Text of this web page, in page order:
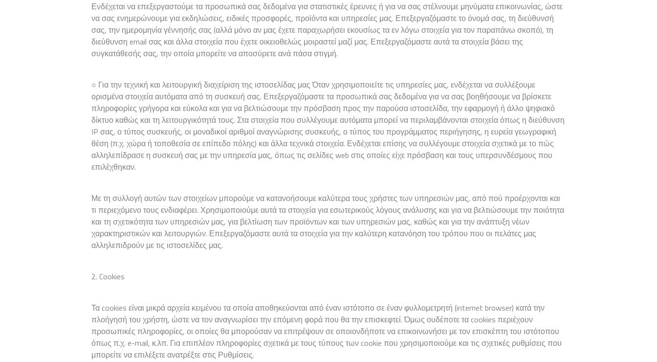
Ενδέχεται να επεξεργαστούμε τα προσωπικά σας δεδομένα για στατιστικές έρευνες ή για να σας στέλνουμε μηνύματα επικοινωνίας, ώστε
να σας ενημερώνουμε για εκδηλώσεις, ειδικές προσφορές, προϊόντα και υπηρεσίες μας. Επεξεργαζόμαστε το όνομά σας, τη διεύθυνσή
σας, την ημερομηνία γέννησής σας (αλλά μόνο αν μας έχετε παραχωρήσει εκουσίως τα εν λόγω στοιχεία για τον παραπάνω σκοπό), τη
διεύθυνση email σας και άλλα στοιχεία που έχετε οικειοθελώς μοιραστεί μαζί μας. Επεξεργαζόμαστε αυτά τα στοιχεία βάσει της
συγκατάθεσής σας, την οποία μπορείτε να αποσύρετε ανά πάσα στιγμή.
○ Για την τεχνική και λειτουργική διαχείριση της ιστοσελίδας μας Όταν χρησιμοποιείτε τις υπηρεσίες μας, ενδέχεται να συλλέξουμε
ορισμένα στοιχεία αυτόματα από τη συσκευή σας. Επεξεργαζόμαστε τα προσωπικά σας δεδομένα για να σας βοηθήσουμε να βρίσκετε
πληροφορίες γρήγορα και εύκολα και για να βελτιώσουμε την πρόσβαση προς την παρούσα ιστοσελίδα, την εφαρμογή ή άλλο ψηφιακό
δίκτυο καθώς και τη λειτουργικότητά τους. Στα στοιχεία που συλλέγουμε αυτόματα μπορεί να περιλαμβάνονται στοιχεία όπως η διεύθυνση
IP σας, ο τύπος συσκευής, οι μοναδικοί αριθμοί αναγνώρισης συσκευής, ο τύπος του προγράμματος περιήγησης, η ευρεία γεωγραφική
θέση (π.χ. χώρα ή τοποθεσία σε επίπεδο πόλης) και άλλα τεχνικά στοιχεία. Ενδέχεται επίσης να συλλέγουμε στοιχεία σχετικά με το πώς
αλληλεπίδρασε η συσκευή σας με την υπηρεσία μας, όπως τις σελίδες web στις οποίες είχε πρόσβαση και τους υπερσυνδέσμους που
επιλέχθηκαν.
Με τη συλλογή αυτών των στοιχείων μπορούμε να κατανοήσουμε καλύτερα τους χρήστες των υπηρεσιών μας, από πού προέρχονται και
τι περιεχόμενο τους ενδιαφέρει. Χρησιμοποιούμε αυτά τα στοιχεία για εσωτερικούς λόγους ανάλυσης και για να βελτιώσουμε την ποιότητα
και τη σχετικότητα των υπηρεσιών μας, για βελτίωση των προϊόντων και των υπηρεσιών μας, καθώς και για την ανάπτυξη νέων
χαρακτηριστικών και λειτουργιών. Επεξεργαζόμαστε αυτά τα στοιχεία για την καλύτερη κατανόηση του τρόπου που οι πελάτες μας
αλληλεπιδρούν με τις ιστοσελίδες μας.
2. Cookies
Τα cookies είναι μικρά αρχεία κειμένου τα οποία αποθηκεύονται από έναν ιστότοπο σε έναν φυλλομετρητή (internet browser) κατά την
πλοήγησή του χρήστη, ώστε να τον αναγνωρίσει την επόμενη φορά που θα την επισκεφτεί. Όμως ουδέποτε τα cookies περιέχουν
προσωπικές πληροφορίες, οι οποίες θα μπορούσαν να επιτρέψουν σε οποιονδήποτε να επικοινωνήσει με τον επισκέπτη του ιστότοπου
όπως π.χ. e-mail, κ.λπ. Για επιπλέον πληροφορίες σχετικά με τους τύπους των cookie που χρησιμοποιούμε και τις σχετικές ρυθμίσεις που
μπορείτε να επιλέξετε ανατρέξτε στις Ρυθμίσεις.